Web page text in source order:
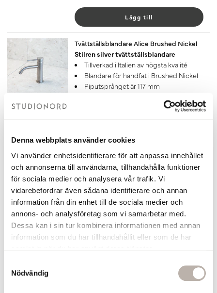
Denna webbplats använder cookies
Vi använder enhetsidentifierare för att anpassa innehållet
och annonserna till användarna, tillhandahålla funktioner
för sociala medier och analysera vår trafik. Vi
vidarebefordrar även sådana identifierare och annan
information från din enhet till de sociala medier och
annons- och analysföretag som vi samarbetar med.
Dessa kan i sin tur kombinera informationen med annan
information som du har tillhandahållit eller som de har
Nödvändig
Lägg till
Tvättställsblandare Alice Brushed Nickel
Stilren silver tvättställsblandare
Tillverkad i Italien av högsta kvalité
Blandare för handfat i Brushed Nickel
Piputsprånget är 117 mm
denna
Lägg till
Bottenventil Otto Brushed Nickel
Bottenventil i Brushed Nickel
Universiell bottenventil med pop-up
funktion för tvättställ
Tillverkad i Italien av hög kvalité
Till bottenventil Otto passar detta
Vattenlås:Köp här >>